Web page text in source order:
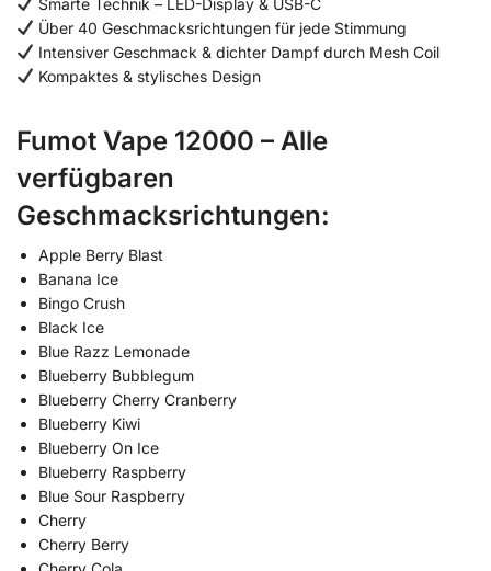
Smarte Technik – LED-Display & USB-C
Über 40 Geschmacksrichtungen für jede Stimmung
Intensiver Geschmack & dichter Dampf durch Mesh Coil
Kompaktes & stylisches Design
Fumot Vape 12000 – Alle
verfügbaren
Geschmacksrichtungen:
Apple Berry Blast
Banana Ice
Bingo Crush
Black Ice
Blue Razz Lemonade
Blueberry Bubblegum
Blueberry Cherry Cranberry
Blueberry Kiwi
Blueberry On Ice
Blueberry Raspberry
Blue Sour Raspberry
Cherry
Cherry Berry